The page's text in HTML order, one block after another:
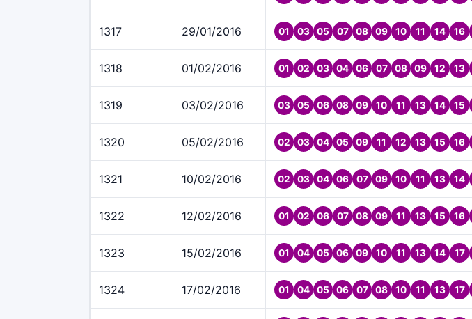
1317 29/01/2016 01 03 05 07 08 09 10 11 14 16
1318 01/02/2016 01 02 03 04 06 07 08 09 12 13
1319 03/02/2016 03 05 06 08 09 10 11 13 14 15
1320 05/02/2016 02 03 04 05 09 11 12 13 15 16
1321 10/02/2016 02 03 04 06 07 09 10 11 13 14
1322 12/02/2016 01 02 06 07 08 09 11 13 15 16
1323 15/02/2016 01 04 05 06 09 10 11 13 14 17
1324 17/02/2016 01 04 05 06 07 08 10 11 13 17